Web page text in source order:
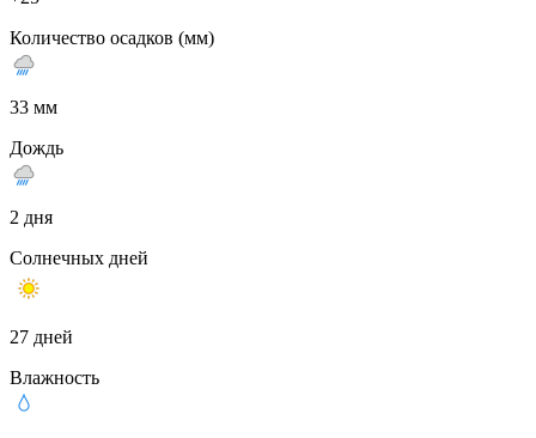
Количество осадков (мм)
33 мм
Дождь
2 дня
Солнечных дней
27 дней
Влажность